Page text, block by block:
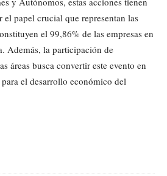
papel crucial que representan las
el 99,86% de las empresas en
Además, la participación de
áreas busca convertir este evento en
el desarrollo económico del